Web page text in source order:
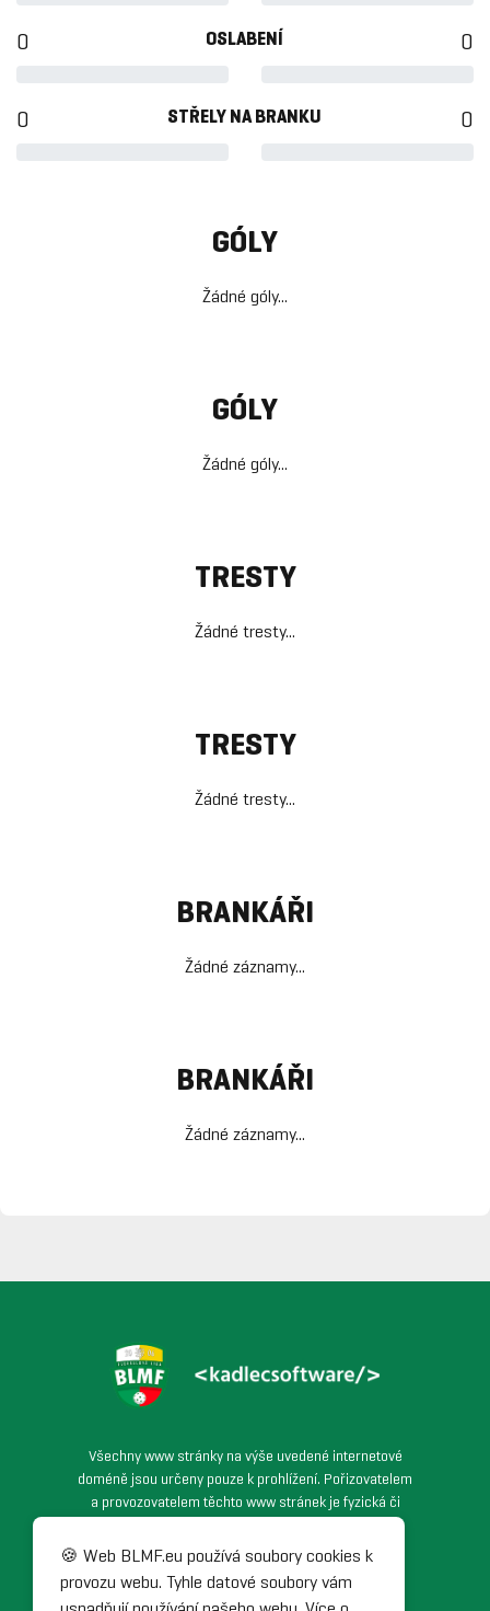
0 OSLABENÍ 0
0 STŘELY NA BRANKU 0
GÓLY
Žádné góly...
GÓLY
Žádné góly...
TRESTY
Žádné tresty...
TRESTY
Žádné tresty...
BRANKÁŘI
Žádné záznamy...
BRANKÁŘI
Žádné záznamy...
Všechny www stránky na výše uvedené internetové
doméně jsou určeny pouze k prohlížení. Pořizovatelem
a provozovatelem těchto www stránek je fyzická či
zákona, která spravuje veškerý obsah těchto www
udělena, jsou vyhrazena. Jakékoliv užití těchto www
🍪 Web BLMF.eu používá soubory cookies k
provozu webu. Tyhle datové soubory vám